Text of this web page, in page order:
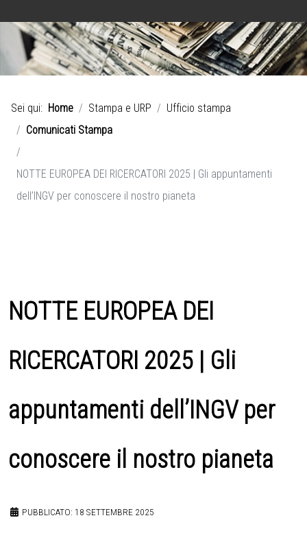
Sei qui: Home Stampa e URP
Ufficio stampa
Comunicati Stampa
NOTTE EUROPEA DEI RICERCATORI 2025 | Gli appuntamenti
dell’INGV per conoscere il nostro pianeta
NOTTE EUROPEA DEI
RICERCATORI 2025 | Gli
appuntamenti dell’INGV per
conoscere il nostro pianeta
PUBBLICATO: 18 SETTEMBRE 2025